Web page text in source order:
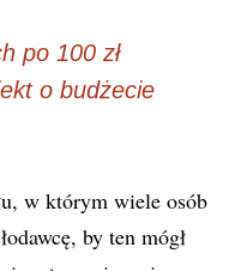
po 100 zł
o budżecie
w którym wiele osób
by ten mógł